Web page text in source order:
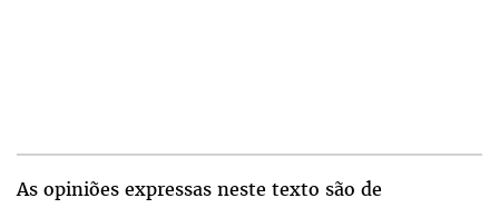
As opiniões expressas neste texto são de